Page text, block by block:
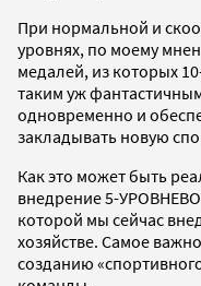
При нормальной и
уровнях, по моему
медалей, из которых
таким уж
одновременно и
закладывать новую
Как это может быть
внедрение 5-
которой мы сейчас
хозяйстве. Самое
созданию